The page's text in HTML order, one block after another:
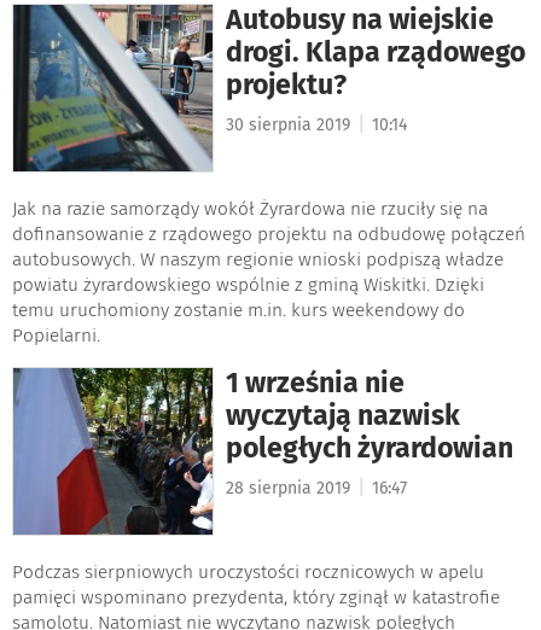
Autobusy na wiejskie
drogi. Klapa rządowego
projektu?
30 sierpnia 2019 10:14
Jak na razie samorządy wokół Żyrardowa nie rzuciły się na
dofinansowanie z rządowego projektu na odbudowę połączeń
autobusowych. W naszym regionie wnioski podpiszą władze
powiatu żyrardowskiego wspólnie z gminą Wiskitki. Dzięki
temu uruchomiony zostanie m.in. kurs weekendowy do
Popielarni.
1 września nie
wyczytają nazwisk
poległych żyrardowian
28 sierpnia 2019 16:47
Podczas sierpniowych uroczystości rocznicowych w apelu
pamięci wspominano prezydenta, który zginął w katastrofie
samolotu. Natomiast nie wyczytano nazwisk poległych